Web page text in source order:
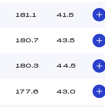
181.1 41.5
180.7 43.5
180.3 44.5
177.6 43.0